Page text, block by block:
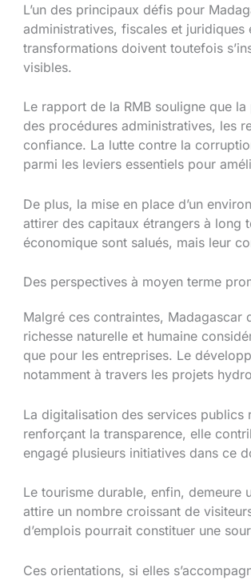
L’un des principaux défis pour
administratives, fiscales et
transformations doivent toutefois
visibles.
Le rapport de la RMB souligne que
des procédures administratives, les
confiance. La lutte contre la
parmi les leviers essentiels pour
De plus, la mise en place d’un
attirer des capitaux étrangers à long
économique sont salués, mais leur
Des perspectives à moyen terme
Malgré ces contraintes, Madagascar
richesse naturelle et humaine
que pour les entreprises. Le
notamment à travers les projets
La digitalisation des services publics
renforçant la transparence, elle
engagé plusieurs initiatives dans ce
Le tourisme durable, enfin, demeure
attire un nombre croissant de
d’emplois pourrait constituer une
Ces orientations, si elles